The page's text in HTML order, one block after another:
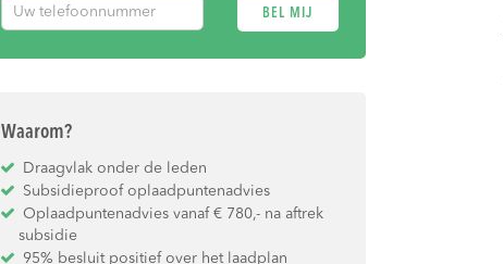
BEL MIJ
Waarom?
Draagvlak onder de leden
Subsidieproof oplaadpuntenadvies
Oplaadpuntenadvies vanaf € 780,- na aftrek
subsidie
95% besluit positief over het laadplan